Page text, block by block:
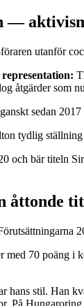
—
utanför
åtgärder som
sedan
tydlig ställning
och bär titeln
åttonde
med 70 poäng i
hans stil. Han
På